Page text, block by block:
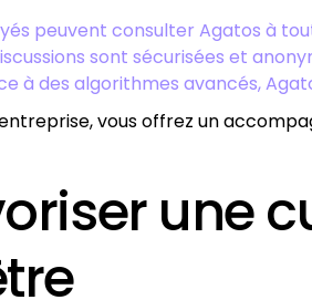
peuvent consulter Agatos à
sont sécurisées et
à des algorithmes avancés,
vous offrez un
une